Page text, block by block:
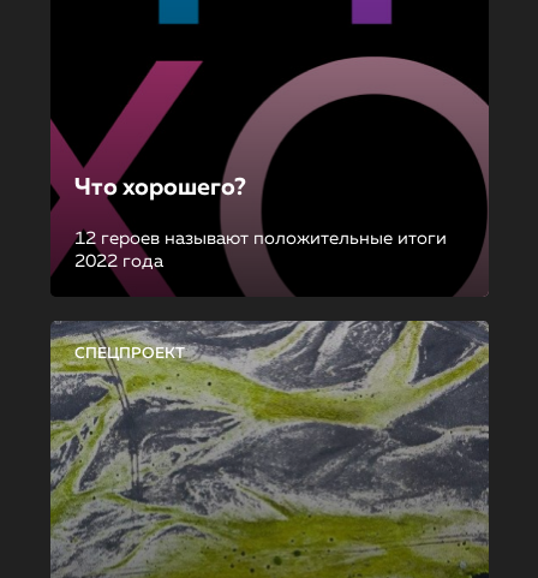
Что хорошего?
12 героев называют положительные итоги
2022 года
СПЕЦПРОЕКТ